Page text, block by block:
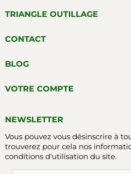
TRIANGLE OUTILLAGE
CONTACT
BLOG
VOTRE COMPTE
NEWSLETTER
Vous pouvez vous désinscrire à
trouverez pour cela nos
conditions d'utilisation du site.